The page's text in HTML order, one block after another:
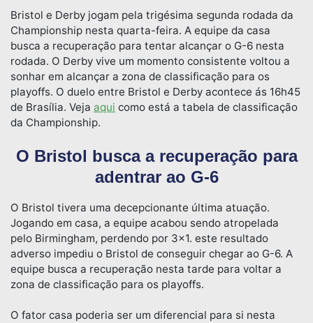
Bristol e Derby jogam pela trigésima segunda rodada da
Championship nesta quarta-feira. A equipe da casa
busca a recuperação para tentar alcançar o G-6 nesta
rodada. O Derby vive um momento consistente voltou a
sonhar em alcançar a zona de classificação para os
playoffs. O duelo entre Bristol e Derby acontece ás 16h45
de Brasília. Veja aqui como está a tabela de classificação
da Championship.
O Bristol busca a recuperação para
adentrar ao G-6
O Bristol tivera uma decepcionante última atuação.
Jogando em casa, a equipe acabou sendo atropelada
pelo Birmingham, perdendo por 3×1. este resultado
adverso impediu o Bristol de conseguir chegar ao G-6. A
equipe busca a recuperação nesta tarde para voltar a
zona de classificação para os playoffs.
O fator casa poderia ser um diferencial para si nesta